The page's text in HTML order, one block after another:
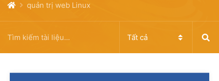
quản trị web Linux